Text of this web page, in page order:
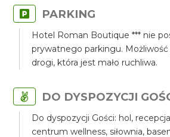
PARKING
Hotel Roman Boutique *** nie
prywatnego parkingu. Możliwość
drogi, która jest mało ruchliwa.
DO DYSPOZYCJI
Do dyspozycji Gości: hol,
centrum wellness, siłownia,